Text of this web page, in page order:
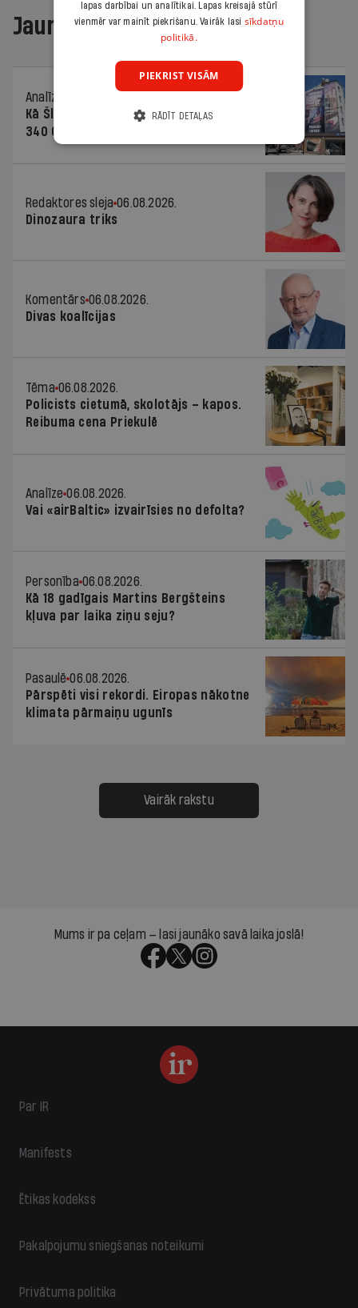
Jaunākajā žurnālā
Analīze
Kā Šlesera partija palika nesodīta par
340 000 vērtu reklāmas kampaņu
Redaktores sleja 06.08.2026.
Dinozaura triks
Komentārs 06.08.2026.
Divas koalīcijas
Tēma 06.08.2026.
Policists cietumā, skolotājs – kapos.
Reibuma cena Priekulē
Analīze 06.08.2026.
Vai «airBaltic» izvairīsies no defolta?
Personība 06.08.2026.
Kā 18 gadīgais Martins Bergšteins
kļuva par laika ziņu seju?
Pasaulē 06.08.2026.
Pārspēti visi rekordi. Eiropas nākotne
klimata pārmaiņu ugunīs
Vairāk rakstu
Mums ir pa ceļam — lasi jaunāko savā laika joslā!
Par IR
Manifests
Ētikas kodekss
Pakalpojumu sniegšanas noteikumi
Privātuma politika
lapas darbībai un analītikai. Lapas kreisajā stūrī
vienmēr var mainīt piekrišanu. Vairāk lasi sīkdatņu
politikā.
PIEKRIST VISĀM
RĀDĪT DETAĻAS